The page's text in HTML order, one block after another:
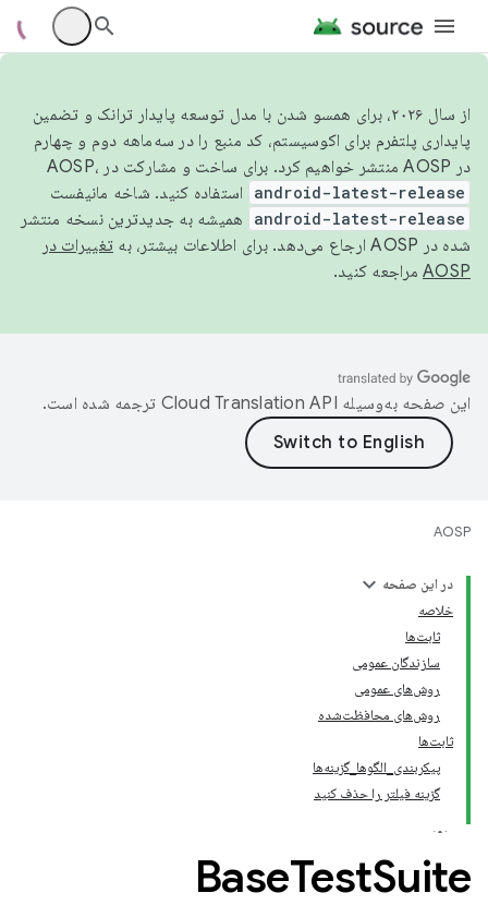
از سال ۲۰۲۶، برای همسو شدن با مدل توسعه پایدار ترانک و تضمین
پایداری پلتفرم برای اکوسیستم، کد منبع را در سه‌ماهه دوم و چهارم
در AOSP منتشر خواهیم کرد. برای ساخت و مشارکت در AOSP،
android-latest-release استفاده کنید. شاخه مانیفست
android-latest-release
همیشه به جدیدترین نسخه منتشر
شده در AOSP ارجاع می‌دهد. برای اطلاعات بیشتر، به
تغییرات در
AOSP مراجعه کنید.
این صفحه به‌وسیله ترجمه شده است.
AOSP
در این صفحه
خلاصه
ثابت‌ها
سازندگان عمومی
روش‌های عمومی
روش‌های محافظت‌شده
ثابت‌ها
پیکربندی_الگوها_گزینه‌ها
گزینه فیلتر را حذف کنید
BaseTestSuite